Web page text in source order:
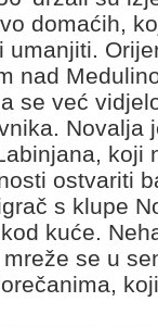
domaćih,
umanjiti.
nad
se već
Novalja
koji
ostvariti
s klupe
kuće.
se u